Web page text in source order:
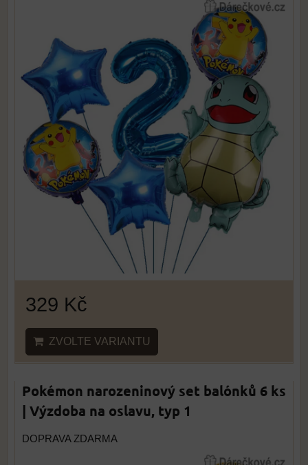
329 Kč
ZVOLTE VARIANTU
Pokémon narozeninový set balónků 6 ks
| Výzdoba na oslavu, typ 1
DOPRAVA ZDARMA